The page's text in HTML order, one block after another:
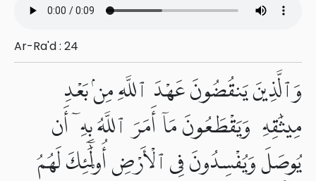
Ar-Ra'd : 24
وَٱلَّذِينَ يَنقُضُونَ عَهْدَ ٱللَّهِ مِنۢ بَعْدِ
مِيثَٰقِهِۦ وَيَقْطَعُونَ مَآ أَمَرَ ٱللَّهُ بِهِۦٓ أَن
يُوصَلَ وَيُفْسِدُونَ فِى ٱلْأَرْضِ أُو۟لَٰٓئِكَ لَهُمُ